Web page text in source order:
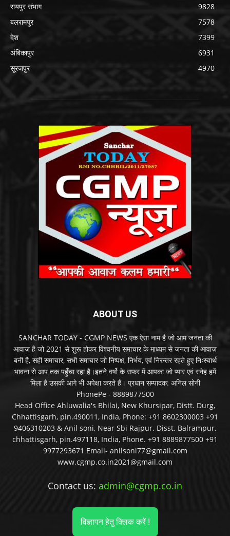
रायपुर संभाग
9828
बलरामपुर
7578
देश
7399
अंबिकापुर
6931
सूरजपुर
4970
ABOUT US
SANCHAR TODAY - CGMP NEWS एक ऐसा नाम है जो आम जनता की
आवाज़ है जो 2021 से शुरू होकर विश्वनीय समाचार के माध्यम से जनता की आवाज़
बनी है, सही समाचार, सभी समाचार जो निष्पक्ष, निर्भय, एवं निरन्तर रहते हुए निःस्वार्थ
भावना से आप तक पहुँचा रहा है।इतने वर्षो के सफर में आपका जो प्यार एवं स्नेह हमें
मिला है उसकी आगे भी अपेक्षा करते हैं। प्रधान सम्पादक: अनिल सोनी
PhonePe - 8889877500
Head Office Ahluwalia's Bhilai, New Khursipar, Distt. Durg,
Chhattisgarh, pin.490011, India, Phone: +91 8602300003 +91
9406310203 & Anil soni, Near Sbi Rajpur. Disst. Balrampur,
chhattisgarh, pin.497118, India, Phone. +91 8889877500 +91
9977293671 Email- anilsoni77@gmail.com
www.cgmp.co.in2021@gmail.com
Contact us: admin@cgmp.co.in
विज्ञापन हेतु क्लिक करें !